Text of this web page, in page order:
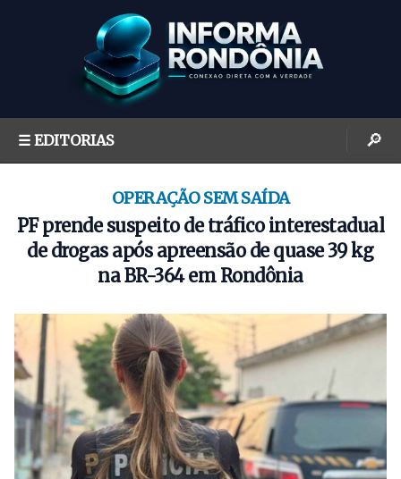
☰ EDITORIAS 🔎
OPERAÇÃO SEM SAÍDA
PF prende suspeito de tráfico interestadual
de drogas após apreensão de quase 39 kg
na BR-364 em Rondônia